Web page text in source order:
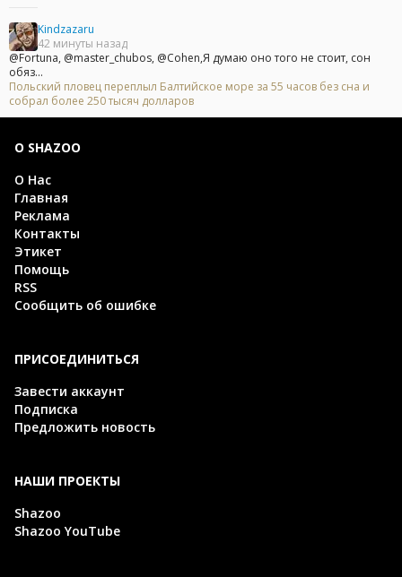
Kindzazaru
42 минуты назад
@Fortuna, @master_chubos, @Cohen,Я думаю оно того не стоит, сон
обяз...
Польский пловец переплыл Балтийское море за 55 часов без сна и
собрал более 250 тысяч долларов
О SHAZOO
О Нас
Главная
Реклама
Контакты
Этикет
Помощь
RSS
Сообщить об ошибке
ПРИСОЕДИНИТЬСЯ
Завести аккаунт
Подписка
Предложить новость
НАШИ ПРОЕКТЫ
Shazoo
Shazoo YouTube